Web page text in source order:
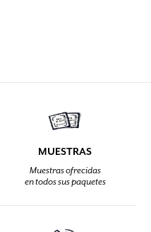
MUESTRAS
Muestras ofrecidas
en todos sus paquetes